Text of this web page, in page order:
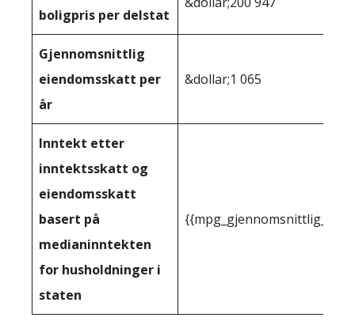
boligpris per delstat
Gjennomsnittlig
eiendomsskatt per
år
&dollar;1 065
Inntekt etter
inntektsskatt og
eiendomsskatt
basert på
medianinntekten
for husholdninger i
staten